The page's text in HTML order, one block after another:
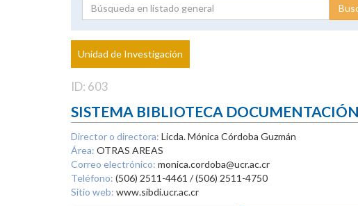
Proyecto
Investigador
Unidad de Investigación
ID: 603
SISTEMA BIBLIOTECA
Director o directora: Licda. Mónica Córdoba Guzmán
Área: OTRAS AREAS
Correo electrónico: monica.cordoba@ucr.ac.cr
Teléfono: (506) 2511-4461 / (506) 2511-4750
Sitio web: www.sibdi.ucr.ac.cr